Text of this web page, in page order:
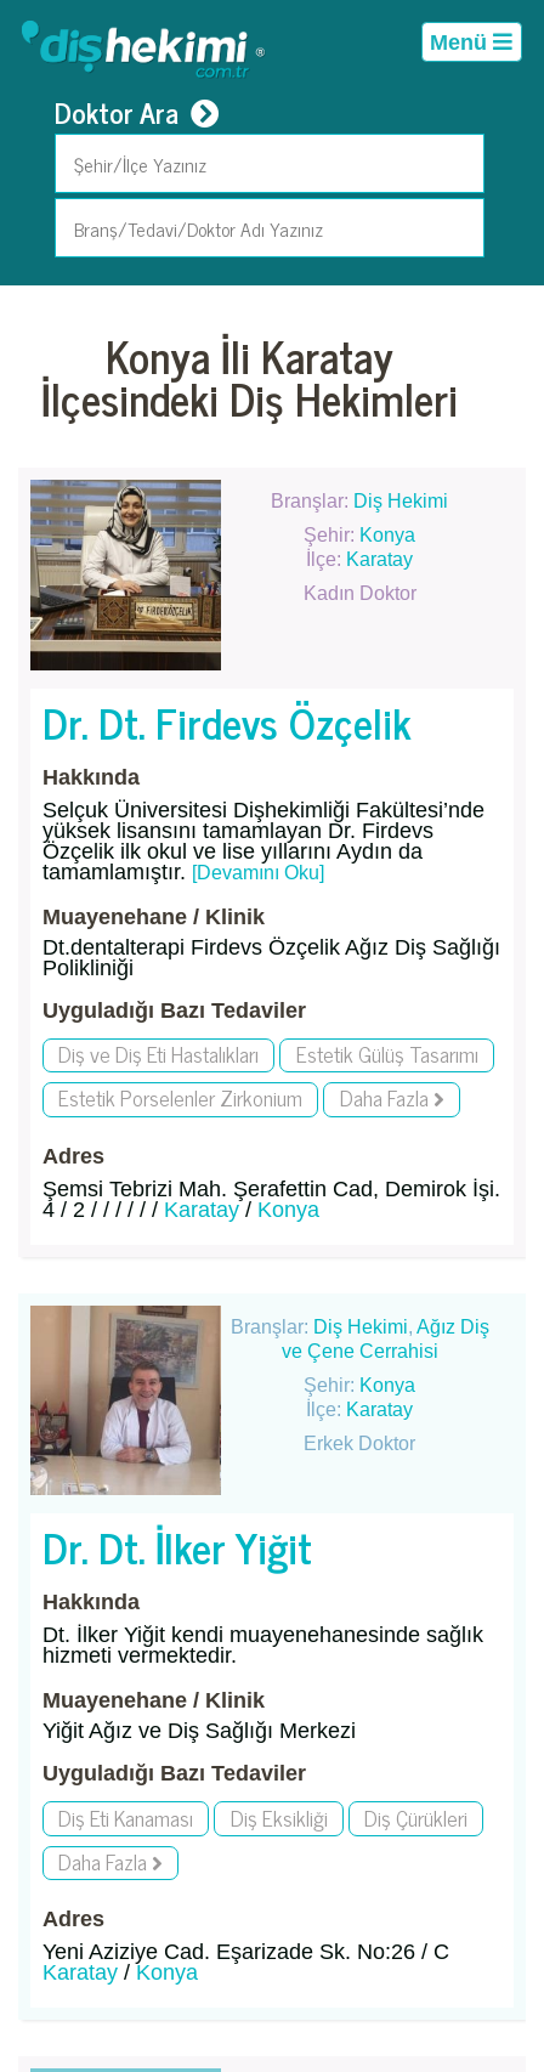
Menü
Doktor Ara
Konya İli Karatay
İlçesindeki Diş Hekimleri
Branşlar: Diş Hekimi
Şehir: Konya
İlçe: Karatay
Kadın Doktor
Dr. Dt. Firdevs Özçelik
Hakkında
Selçuk Üniversitesi Dişhekimliği Fakültesi’nde
yüksek lisansını tamamlayan Dr. Firdevs
Özçelik ilk okul ve lise yıllarını Aydın da
tamamlamıştır. [Devamını Oku]
Muayenehane / Klinik
Dt.dentalterapi Firdevs Özçelik Ağız Diş Sağlığı
Polikliniği
Uyguladığı Bazı Tedaviler
Diş ve Diş Eti Hastalıkları
Estetik Gülüş Tasarımı
Estetik Porselenler Zirkonium
Daha Fazla
Adres
Şemsi Tebrizi Mah. Şerafettin Cad, Demirok İşi.
4 / 2 / / / / / / Karatay/ Konya
Branşlar: Diş Hekimi, Ağız Diş
ve Çene Cerrahisi
Şehir: Konya
İlçe: Karatay
Erkek Doktor
Dr. Dt. İlker Yiğit
Hakkında
Dt. İlker Yiğit kendi muayenehanesinde sağlık
hizmeti vermektedir.
Muayenehane / Klinik
Yiğit Ağız ve Diş Sağlığı Merkezi
Uyguladığı Bazı Tedaviler
Diş Eti Kanaması Diş Eksikliği
Diş Çürükleri
Daha Fazla
Adres
Yeni Aziziye Cad. Eşarizade Sk. No:26 / C
Karatay / Konya